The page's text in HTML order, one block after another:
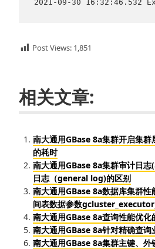
Post Views: 1,851
相关文章:
南大通用GBase 8a集群开启集
的耗时
南大通用GBase 8a集群审计日
日志（general log)的区别
南大通用GBase 8a数据库集群性
间表数据参数
南大通用GBase 8a查询性能优化
南大通用GBase 8a针对精确查
南大通用GBase 8a集群主键、外